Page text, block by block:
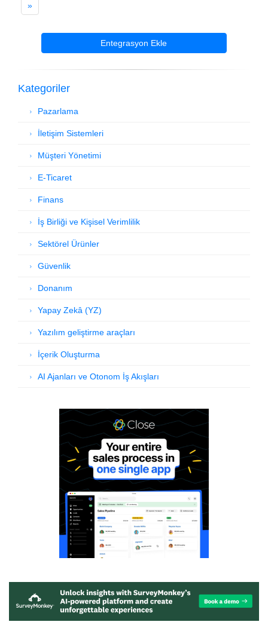
»
Entegrasyon Ekle
Kategoriler
Pazarlama
İletişim Sistemleri
Müşteri Yönetimi
E-Ticaret
Finans
İş Birliği ve Kişisel Verimlilik
Sektörel Ürünler
Güvenlik
Donanım
Yapay Zekâ (YZ)
Yazılım geliştirme araçları
İçerik Oluşturma
AI Ajanları ve Otonom İş Akışları